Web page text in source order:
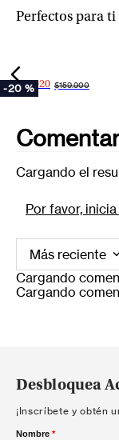
Perfectos para ti
-20 %
+
$127.920 $159.900
Cargando el
Por favor,
Más reciente
Cargando
Cargando
Desbloquea
¡Inscríbete y obtén
Nombre *